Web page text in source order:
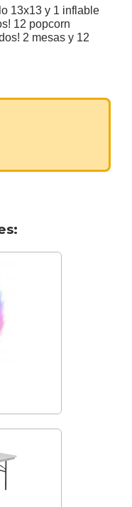
13x13 y 1 inflable
12 popcorn
2 mesas y 12